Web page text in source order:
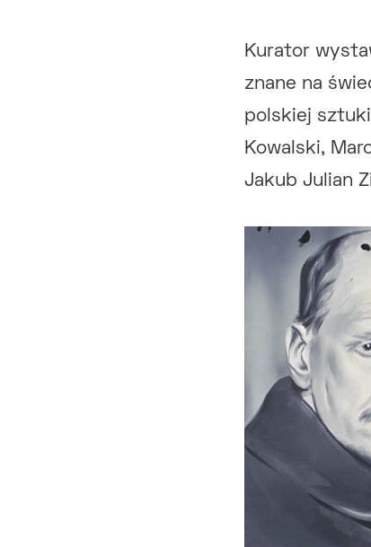
Kurator
znane na
polskiej sztuki
Kowalski,
Jakub Julian